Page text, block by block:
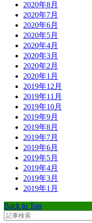
2020年8月
2020年7月
2020年6月
2020年5月
2020年4月
2020年3月
2020年2月
2020年1月
2019年12月
2019年11月
2019年10月
2019年9月
2019年8月
2019年7月
2019年6月
2019年5月
2019年4月
2019年3月
2019年1月
Back to Top